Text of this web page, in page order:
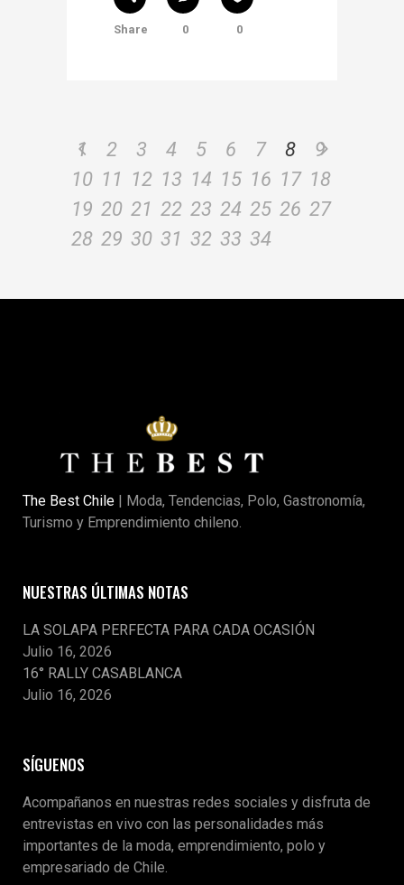
Share 0 0
1 2 3 4 5 6 7 8
9
10 11 12 13 14 15 16 17 18
19 20 21 22 23 24 25 26 27
28 29 30 31 32 33 34
The Best Chile | Moda, Tendencias, Polo, Gastronomía,
Turismo y Emprendimiento chileno.
NUESTRAS ÚLTIMAS NOTAS
LA SOLAPA PERFECTA PARA CADA OCASIÓN
Julio 16, 2026
16° RALLY CASABLANCA
Julio 16, 2026
SÍGUENOS
Acompañanos en nuestras redes sociales y disfruta de
entrevistas en vivo con las personalidades más
importantes de la moda, emprendimiento, polo y
empresariado de Chile.